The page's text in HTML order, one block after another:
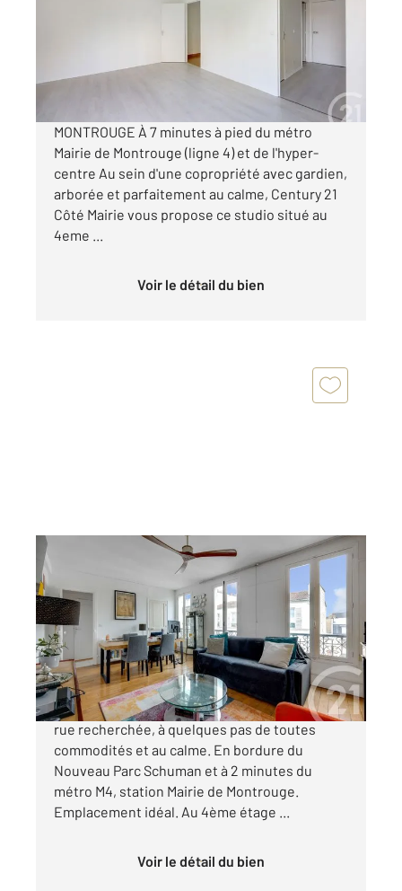
263 940 €
Visiter le site dédié
MONTROUGE À 7 minutes à pied du métro
Mairie de Montrouge (ligne 4) et de l'hyper-
centre Au sein d'une copropriété avec gardien,
arborée et parfaitement au calme, Century 21
Côté Mairie vous propose ce studio situé au
4eme ...
Voir le détail du bien
Ref : 10988
Appartement F3 à vendre
445 000 €
MONTROUGE - Coeur de Ville. Dans une petite
rue recherchée, à quelques pas de toutes
commodités et au calme. En bordure du
Nouveau Parc Schuman et à 2 minutes du
métro M4, station Mairie de Montrouge.
Emplacement idéal. Au 4ème étage ...
Voir le détail du bien